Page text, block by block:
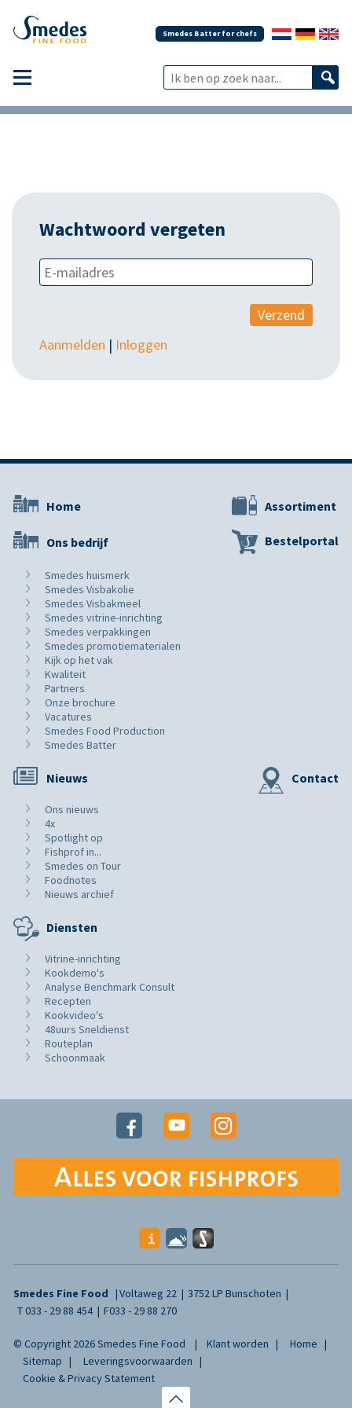
Smedes Batter for chefs
Wachtwoord vergeten
Verzend
Aanmelden | Inloggen
Home
Ons bedrijf
Smedes huismerk
Smedes Visbakolie
Smedes Visbakmeel
Smedes vitrine-inrichting
Smedes verpakkingen
Smedes promotiematerialen
Kijk op het vak
Kwaliteit
Partners
Onze brochure
Vacatures
Smedes Food Production
Smedes Batter
Assortiment
Bestelportal
Nieuws
Ons nieuws
4x
Spotlight op
Fishprof in...
Smedes on Tour
Foodnotes
Nieuws archief
Diensten
Vitrine-inrichting
Kookdemo's
Analyse Benchmark Consult
Recepten
Kookvideo's
48uurs Sneldienst
Routeplan
Schoonmaak
Contact
Smedes Fine Food Voltaweg 22
3752 LP Bunschoten
T033 - 29 88 454 F033 - 29 88 270
© Copyright 2026 Smedes Fine Food Klant worden
Home
Sitemap
Leveringsvoorwaarden
Cookie & Privacy Statement